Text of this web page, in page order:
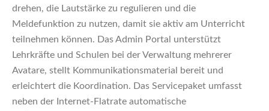
drehen, die Lautstärke zu regulieren und die
Meldefunktion zu nutzen, damit sie aktiv am Unterricht
teilnehmen können. Das Admin Portal unterstützt
Lehrkräfte und Schulen bei der Verwaltung mehrerer
Avatare, stellt Kommunikationsmaterial bereit und
erleichtert die Koordination. Das Servicepaket umfasst
neben der Internet-Flatrate automatische